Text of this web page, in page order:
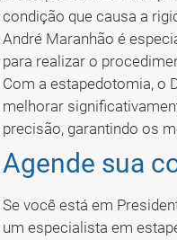
condição que causa a
André Maranhão é
para realizar o
Com a estapedotomia, o
melhorar
precisão, garantindo os
Agende sua
Se você está em
um especialista em